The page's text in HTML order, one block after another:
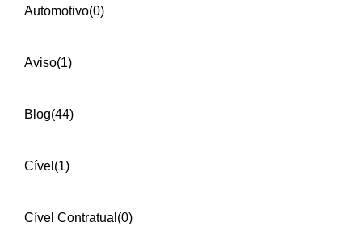
Automotivo(0)
Aviso(1)
Blog(44)
Cível (1)
Cível Contratual (0)